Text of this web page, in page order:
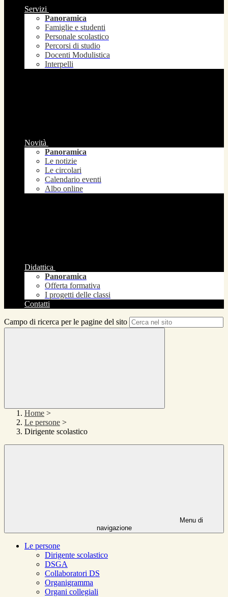
Servizi
Panoramica
Famiglie e studenti
Personale scolastico
Percorsi di studio
Docenti Modulistica
Interpelli
Novità
Panoramica
Le notizie
Le circolari
Calendario eventi
Albo online
Didattica
Panoramica
Offerta formativa
I progetti delle classi
Contatti
Campo di ricerca per le pagine del sito
Home >
Le persone >
Dirigente scolastico
Menu di
navigazione
Le persone
Dirigente scolastico
DSGA
Collaboratori DS
Organigramma
Organi collegiali